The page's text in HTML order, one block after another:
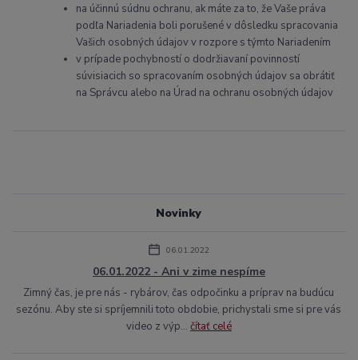
Novinky
06.01.2022
06.01.2022 - Ani v zime nespíme
Zimný čas, je pre nás - rybárov, čas odpočinku a príprav na budúcu
sezónu. Aby ste si spríjemnili toto obdobie, prichystali sme si pre vás
video z výp... čítať celé
na účinnú súdnu ochranu, ak máte za to, že Vaše práva
podľa Nariadenia boli porušené v dôsledku spracovania
Vašich osobných údajov v rozpore s týmto Nariadením
v prípade pochybností o dodržiavaní povinností
súvisiacich so spracovaním osobných údajov sa obrátiť
na Správcu alebo na Úrad na ochranu osobných údajov